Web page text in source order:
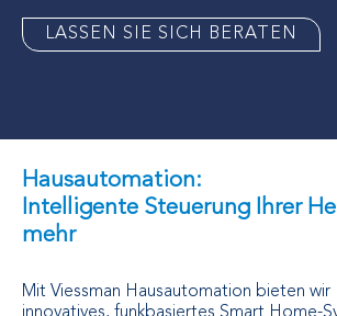
LASSEN SIE SICH BERATEN
Hausautomation:
Intelligente Steuerung Ihrer
mehr
Mit Viessman Hausautomation bieten wir
innovatives, funkbasiertes Smart Home-